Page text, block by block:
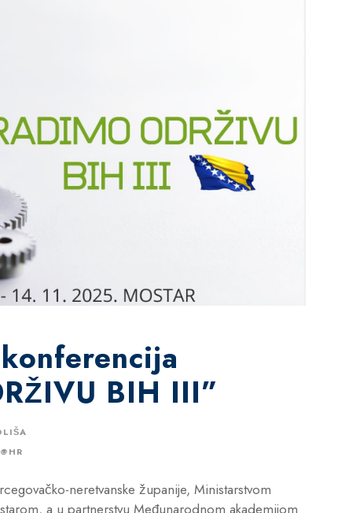
BIH III”
neretvanske županije, Ministarstvom
a u partnerstvu Međunarodnom akademijom